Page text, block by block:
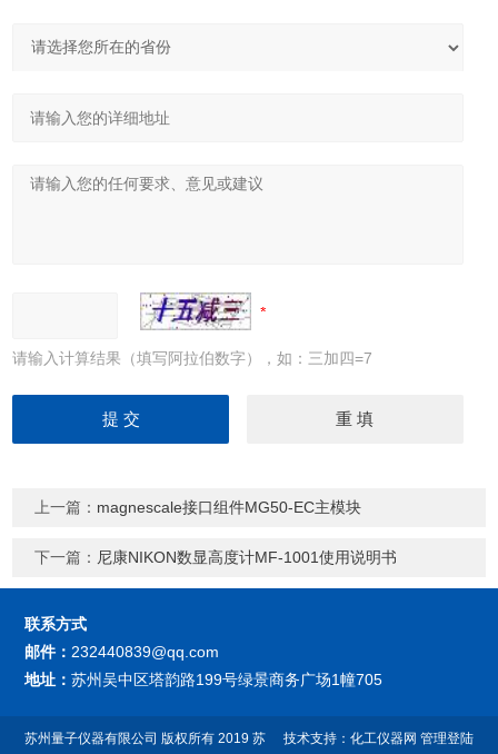
请输入计算结果（填写阿拉伯数字），如：三加四=7
上一篇： magnescale接口组件MG50-EC主模块
下一篇： 尼康NIKON数显高度计MF-1001使用说明书
联系方式
邮件： 232440839@qq.com
地址：苏州吴中区塔韵路199号绿景商务广场1幢705
技术支持： 化工仪器网 管理登陆
苏州量子仪器有限公司 版权所有 2019苏